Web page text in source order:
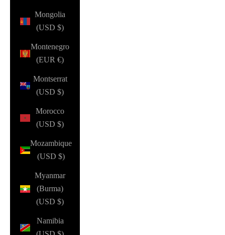
Mongolia
(USD $)
Montenegro
(EUR €)
Montserrat
(USD $)
Morocco
(USD $)
Mozambique
(USD $)
Myanmar
(Burma)
(USD $)
Namibia